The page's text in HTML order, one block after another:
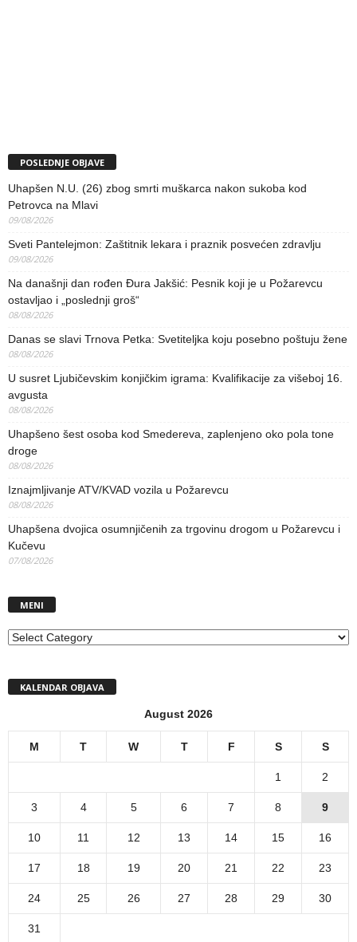
POSLEDNJE OBJAVE
Uhapšen N.U. (26) zbog smrti muškarca nakon sukoba kod
Petrovca na Mlavi
09/08/2026
Sveti Pantelejmon: Zaštitnik lekara i praznik posvećen zdravlju
09/08/2026
Na današnji dan rođen Đura Jakšić: Pesnik koji je u Požarevcu
ostavljao i „poslednji groš“
08/08/2026
Danas se slavi Trnova Petka: Svetiteljka koju posebno poštuju žene
08/08/2026
U susret Ljubičevskim konjičkim igrama: Kvalifikacije za višeboj 16.
avgusta
08/08/2026
Uhapšeno šest osoba kod Smedereva, zaplenjeno oko pola tone
droge
08/08/2026
Iznajmljivanje ATV/KVAD vozila u Požarevcu
08/08/2026
Uhapšena dvojica osumnjičenih za trgovinu drogom u Požarevcu i
Kučevu
07/08/2026
MENI
MENI
KALENDAR OBJAVA
August 2026
M T W T F S S
1 2
3 4 5 6 7 8 9
10 11 12 13 14 15 16
17 18 19 20 21 22 23
24 25 26 27 28 29 30
31